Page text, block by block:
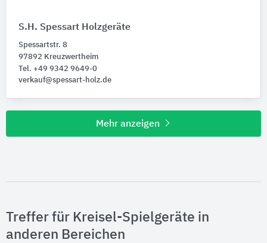
S.H. Spessart Holzgeräte
Spessartstr. 8
97892 Kreuzwertheim
Tel. +49 9342 9649-0
verkauf@spessart-holz.de
Mehr anzeigen
Treffer für Kreisel-Spielgeräte in
anderen Bereichen